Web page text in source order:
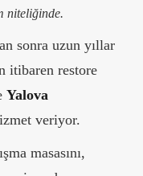
niteliğinde.
sonra uzun yıllar
itibaren restore
Yalova
veriyor.
masasını,